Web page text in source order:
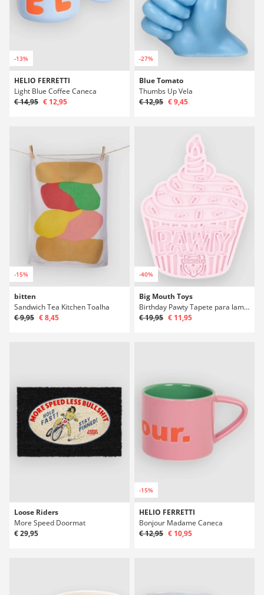
-13%
HELIO FERRETTI
Light Blue Coffee Caneca
€ 14,95 € 12,95
-27%
Blue Tomato
Thumbs Up Vela
€ 12,95 € 9,45
-15%
bitten
Sandwich Tea Kitchen Toalha
€ 9,95 € 8,45
-40%
Big Mouth Toys
Birthday Pawty Tapete para lamber
€ 19,95 € 11,95
Loose Riders
More Speed Doormat
€ 29,95
-15%
HELIO FERRETTI
Bonjour Madame Caneca
€ 12,95 € 10,95